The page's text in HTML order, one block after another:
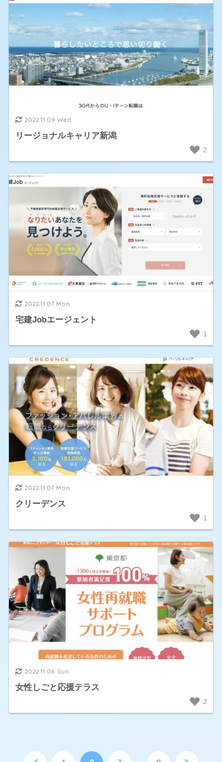
2022.11.09 Wed
リージョナルキャリア新潟
2
2022.11.07 Mon
宅建Jobエージェント
1
2022.11.07 Mon
クリーデンス
1
2022.11.06 Sun
女性しごと応援テラス
2